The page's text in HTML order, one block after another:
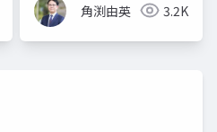
角渕由英 3.2K